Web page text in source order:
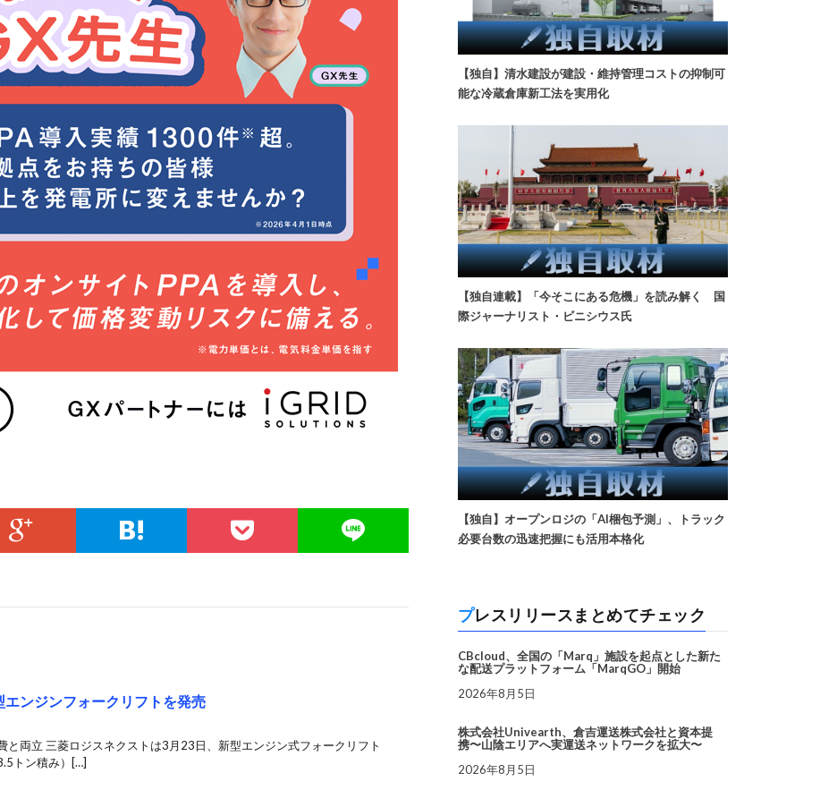
ンジンフォークリフトを発売
と両立 三菱ロジスネクストは3月23日、新型エンジン式フォークリフト
トン積み）[…]
【独自】清水建設が建設・維持管理コストの抑制可
能な冷蔵倉庫新工法を実用化
【独自連載】「今そこにある危機」を読み解く 国
際ジャーナリスト・ビニシウス氏
【独自】オープンロジの「AI梱包予測」、トラック
必要台数の迅速把握にも活用本格化
プレスリリースまとめてチェック
CBcloud、全国の「Marq」施設を起点とした新た
な配送プラットフォーム「MarqGO」開始
2026年8月5日
株式会社Univearth、倉吉運送株式会社と資本提
携〜山陰エリアへ実運送ネットワークを拡大〜
2026年8月5日